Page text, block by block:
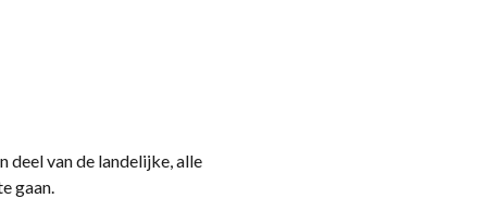
deel van de landelijke, alle
gaan.